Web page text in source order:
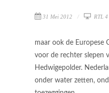
31 Mei 2012 RTL 4
maar ook de Europese
voor de rechter slepen
Hedwigepolder.
onder water zetten,